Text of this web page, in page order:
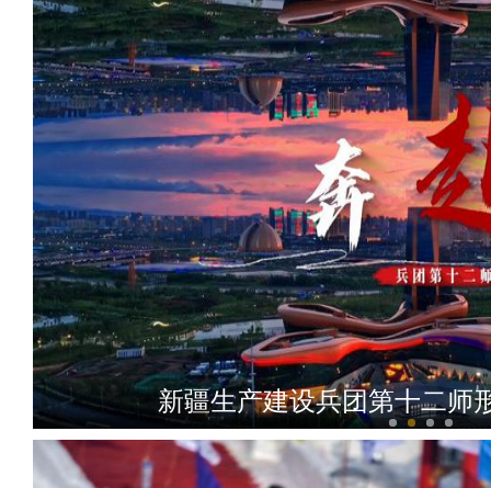
新疆生产建设兵团第十二师